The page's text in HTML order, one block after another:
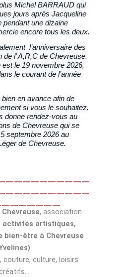
Michel BARRAUD qui
jours après Jacqueline
pendant une dizaine
encore tous les deux.
l’anniversaire des
l’ A,R,C de Chevreuse.
le 19 novembre 2026,
le courant de l’année
en avance afin de
si vous le souhaitez.
donne rendez-vous au
de Chevreuse qui se
septembre 2026 au
de Chevreuse.
, association
activités artistiques,
bien-être à Chevreuse
.
couture, culture, loisirs